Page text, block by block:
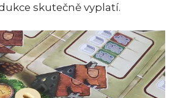
skutečně vyplatí.